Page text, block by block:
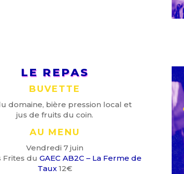
LE REPAS
BUVETTE
domaine, bière pression local et
jus de fruits du coin.
AU MENU
Vendredi 7 juin
Frites du GAEC AB2C – La Ferme de
Taux 12€